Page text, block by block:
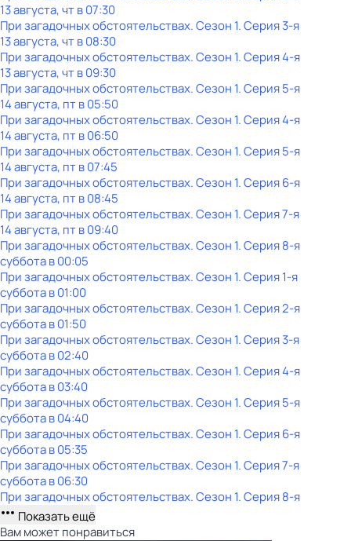
13 августа, чт в 07:30
При загадочных обстоятельствах. Сезон 1. Серия 3-я
13 августа, чт в 08:30
При загадочных обстоятельствах. Сезон 1. Серия 4-я
13 августа, чт в 09:30
При загадочных обстоятельствах. Сезон 1. Серия 5-я
14 августа, пт в 05:50
При загадочных обстоятельствах. Сезон 1. Серия 4-я
14 августа, пт в 06:50
При загадочных обстоятельствах. Сезон 1. Серия 5-я
14 августа, пт в 07:45
При загадочных обстоятельствах. Сезон 1. Серия 6-я
14 августа, пт в 08:45
При загадочных обстоятельствах. Сезон 1. Серия 7-я
14 августа, пт в 09:40
При загадочных обстоятельствах. Сезон 1. Серия 8-я
субботав00:05
При загадочных обстоятельствах. Сезон 1. Серия 1-я
субботав01:00
При загадочных обстоятельствах. Сезон 1. Серия 2-я
субботав01:50
При загадочных обстоятельствах. Сезон 1. Серия 3-я
субботав02:40
При загадочных обстоятельствах. Сезон 1. Серия 4-я
субботав03:40
При загадочных обстоятельствах. Сезон 1. Серия 5-я
субботав04:40
При загадочных обстоятельствах. Сезон 1. Серия 6-я
субботав05:35
При загадочных обстоятельствах. Сезон 1. Серия 7-я
субботав06:30
При загадочных обстоятельствах. Сезон 1. Серия 8-я
Показать ещё
Вам может понравиться